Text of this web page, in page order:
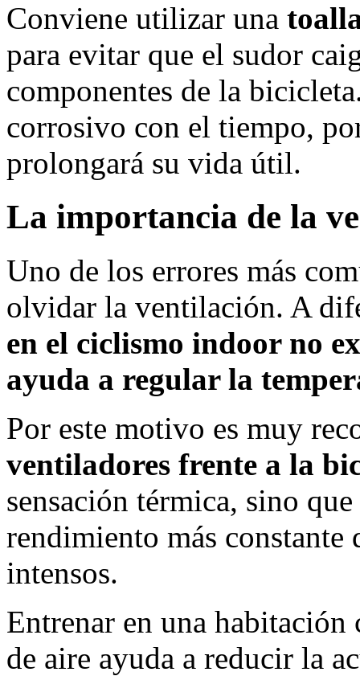
Conviene utilizar una
para evitar que el sudor
componentes de la
corrosivo con el tiempo,
prolongará su vida útil.
La importancia de la
Uno de los errores más
olvidar la ventilación. A
en el ciclismo indoor no
ayuda a regular la
Por este motivo es muy
ventiladores frente a la
sensación térmica, sino
rendimiento más constante
intensos.
Entrenar en una
de aire ayuda a reducir la